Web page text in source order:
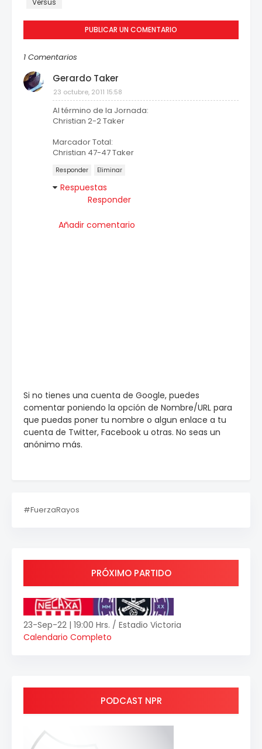
Versus
PUBLICAR UN COMENTARIO
1 Comentarios
Gerardo Taker
23 octubre, 2011 15:58
Al término de la Jornada:
Christian 2-2 Taker
Marcador Total:
Christian 47-47 Taker
Responder Eliminar
Respuestas
Responder
Añadir comentario
Si no tienes una cuenta de Google, puedes
comentar poniendo la opción de Nombre/URL para
que puedas poner tu nombre o algun enlace a tu
cuenta de Twitter, Facebook u otras. No seas un
anónimo más.
#FuerzaRayos
PRÓXIMO PARTIDO
23-Sep-22 | 19:00 Hrs. / Estadio Victoria
Calendario Completo
PODCAST NPR